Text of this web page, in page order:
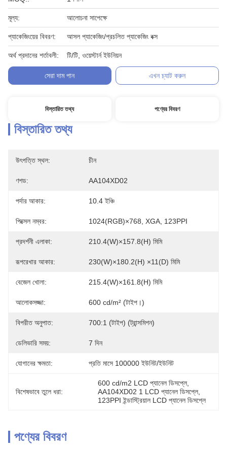
মূল্য: আলোচনা সাপেক্ষে
প্যাকেজিংয়ের বিবরণ: আসল প্যাকেজিং/প্রচলিত প্যাকেজিং বক্স
অর্থ প্রদানের শর্তাবলী: টি/টি, ওয়েস্টার্ন ইউনিয়ন
সেরা দাম পান এখন চ্যাট করুন
বিস্তারিত তথ্য পণ্যের বিবরণ
বিস্তারিত তথ্য
উৎপত্তি স্থল: চীন
ণশড: AA104XD02
পর্দার আকার: 10.4 ইঞ্চি
পিক্সেল নম্বর: 1024(RGB)×768, XGA, 123PPI
প্রদর্শনী এলাকা: 210.4(W)×157.8(H) মিমি
রূপরেখার আকার: 230(W)×180.2(H) ×11(D) মিমি
বেজেল খোলা: 215.4(W)×161.8(H) মিমি
আলোকসজ্জা: 600 cd/m² (টাইপ।)
বিপরীত অনুপাত: 700:1 (টাইপ) (ট্রান্সমিশন)
ডেলিভারি সময়: 7 দিন
যোগানের ক্ষমতা: প্রতি মাসে 100000 ইউনিট/ইউনিট
বিশেষভাবে তুলে ধরা:
600 cd/m2 LCD প্যানেল ডিসপ্লে
AA104XD02 1 LCD প্যানেল ডিসপ্লে
123PPI ইন্ডাস্ট্রিয়াল LCD প্যানেল ডিসপ্লে
পণ্যের বিবরণ